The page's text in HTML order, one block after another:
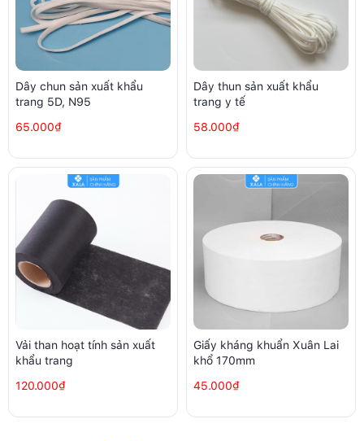
Dây chun sản xuất khẩu
trang 5D, N95
65.000₫
Dây thun sản xuất khẩu
trang y tế
58.000₫
Vải than hoạt tính sản xuất
khẩu trang
120.000₫
Giấy kháng khuẩn Xuân Lai
khổ 170mm
45.000₫